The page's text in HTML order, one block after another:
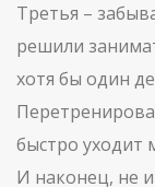
Третья –
решили
хотя бы один
быстро уходит
И наконец, не